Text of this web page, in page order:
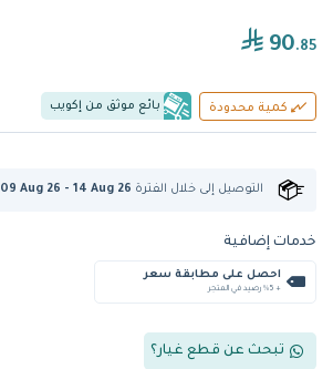
90.85
كمية محدودة بائع موثق من إكويب
التوصيل إلى خلال الفترة 09 Aug 26 - 14 Aug 26
خدمات إضافية
احصل على مطابقة سعر
+ %5 رصيد في المتجر
تبحث عن قطع غيار؟